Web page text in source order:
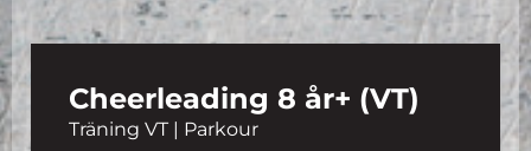
Cheerleading 8 år+ (VT)
Träning VT | Parkour